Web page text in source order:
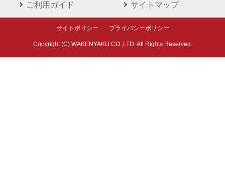
ご利用ガイド
サイトマップ
サイトポリシー プライバシーポリシー
Copyright (C) WAKENYAKU CO.,LTD. All Rights Reserved.